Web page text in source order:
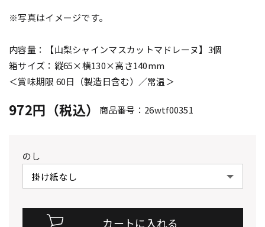
※写真はイメージです。
内容量：【山梨シャインマスカットマドレーヌ】3個
箱サイズ：縦65×横130×高さ140mm
＜賞味期限 60日（製造日含む）／常温＞
972円（税込） 商品番号：26wtf00351
のし